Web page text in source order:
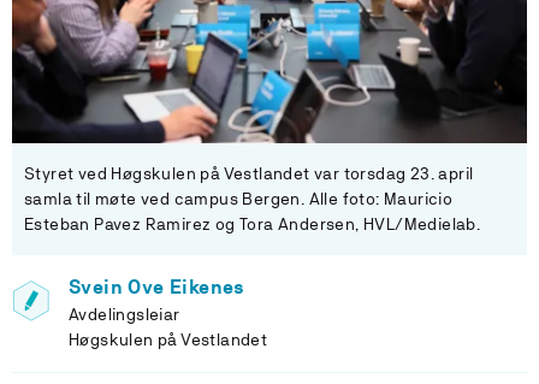
Styret ved Høgskulen på Vestlandet var torsdag 23. april
samla til møte ved campus Bergen. Alle foto: Mauricio
Esteban Pavez Ramirez og Tora Andersen, HVL/Medielab.
Svein Ove Eikenes
Avdelingsleiar
Høgskulen på Vestlandet